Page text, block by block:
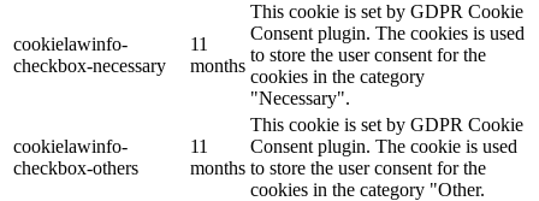
cookielawinfo-
checkbox-necessary
11
months
This cookie is set by GDPR Cookie
Consent plugin. The cookies is used
to store the user consent for the
cookies in the category
"Necessary".
cookielawinfo-
checkbox-others
11
months
This cookie is set by GDPR Cookie
Consent plugin. The cookie is used
to store the user consent for the
cookies in the category "Other.